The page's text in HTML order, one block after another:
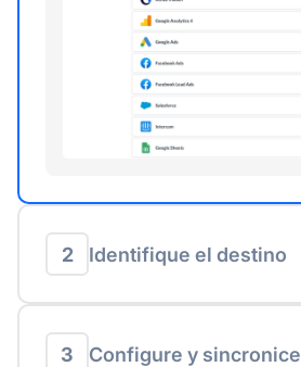
2 Identifique el destino
3 Configure y sincronice